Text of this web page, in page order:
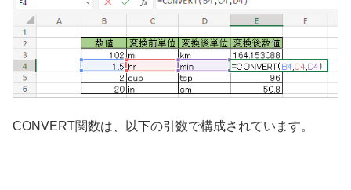
CONVERT関数は、以下の引数で構成されています。